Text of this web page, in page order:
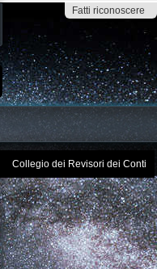
Fatti riconoscere
Collegio dei Revisori dei Conti